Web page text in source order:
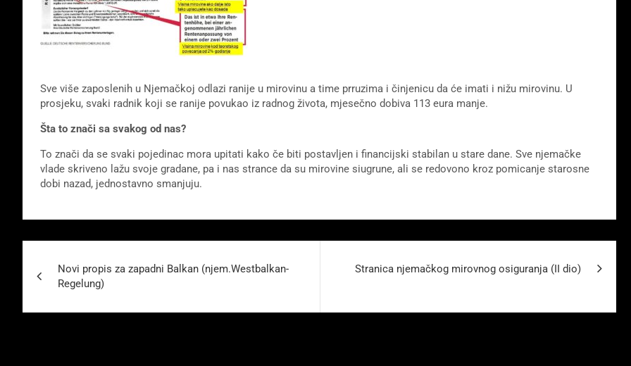
Sve više zaposlenih u Njemačkoj odlazi ranije u mirovinu a time prruzima i činjenicu da će imati i nižu mirovinu. U
prosjeku, svaki radnik koji se ranije povukao iz radnog života, mjesečno dobiva 113 eura manje.
Šta to znači sa svakog od nas?
To znači da se svaki pojedinac mora upitati kako če biti postavljen i financijski stabilan u stare dane. Sve njemačke
vlade skriveno lažu svoje gradane, pa i nas strance da su mirovine siugrune, ali se redovono kroz pomicanje starosne
dobi nazad, jednostavno smanjuju.
Novi propis za zapadni Balkan (njem.Westbalkan-
Regelung)
Stranica njemačkog mirovnog osiguranja (II dio)